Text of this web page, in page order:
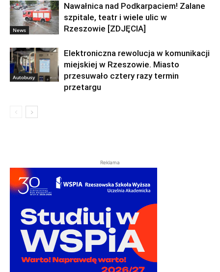
News
Nawałnica nad Podkarpaciem! Zalane
szpitale, teatr i wiele ulic w
Rzeszowie [ZDJĘCIA]
Autobusy
Elektroniczna rewolucja w komunikacji
miejskiej w Rzeszowie. Miasto
przesuwało cztery razy termin
przetargu
Reklama